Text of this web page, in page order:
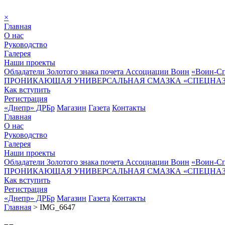
×
Главная
О нас
Руководство
Галерея
Наши проекты
Обладатели Золотого знака почета Ассоциации Воин «Воин-
ПРОНИКАЮЩАЯ УНИВЕРСАЛЬНАЯ СМАЗКА
Как вступить
Регистрация
«Днепр» ДРБр Магазин Газета Контакты
Главная
О нас
Руководство
Галерея
Наши проекты
Обладатели Золотого знака почета Ассоциации Воин «Воин-
ПРОНИКАЮЩАЯ УНИВЕРСАЛЬНАЯ СМАЗКА
Как вступить
Регистрация
«Днепр» ДРБр Магазин Газета Контакты
Главная > IMG_6647